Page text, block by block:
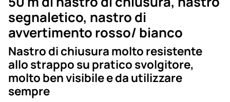
segnaletico, nastro di
avvertimento rosso/ bianco
Nastro di chiusura molto resistente
allo strappo su pratico svolgitore,
molto ben visibile e da utilizzare
sempre